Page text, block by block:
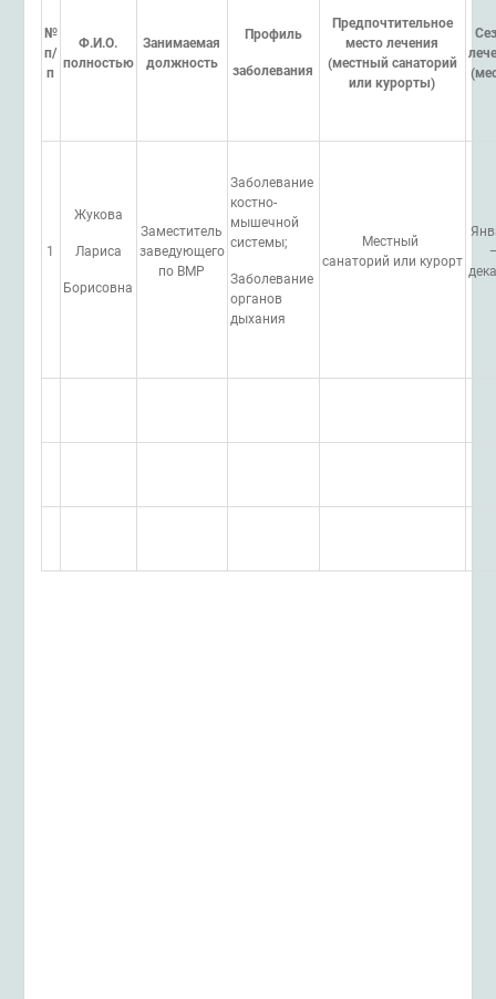
№
п/
п
Ф.И.О.
полностью
Занимаемая
должность
Профиль
заболевания
Предпочтительное
место лечения
(местный санаторий
или курорты)
1
Жукова
Лариса
Борисовна
Заместитель
заведующего
по ВМР
Заболевание
костно-
мышечной
системы;
Заболевание
органов
дыхания
Местный
санаторий или курорт